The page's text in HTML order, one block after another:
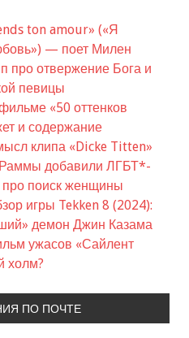
ton amour» («Я
— поет Милен
про отвержение Бога и
певицы
«50 оттенков
и содержание
клипа «Dicke Titten»
Раммы добавили ЛГБТ*-
про поиск женщины
игры Tekken 8 (2024):
демон Джин Казама
ужасов «Сайлент
холм?
ПО ПОЧТЕ